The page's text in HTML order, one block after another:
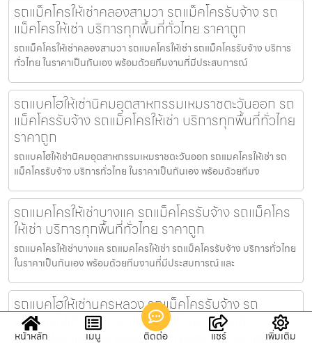
รถแม็คโครให้เช่าคลองสามวา รถแม็คโครรับจ้าง รถ
แม็คโครให้เช่า บริการทุกพื้นที่ทั่วไทย ราคาถูก
รถแม็คโครให้เช่าคลองสามวา รถแมคโครให้เช่า รถแม็คโครรับจ้าง บริการ
ทั่วไทย ในราคาเป็นกันเอง พร้อมด้วยทีมงานที่มีประสบการณ์
รถแบคโฮให้เช่านิคมอุตสาหกรรมเหมราชตะวันออก รถ
แม็คโครรับจ้าง รถแม็คโครให้เช่า บริการทุกพื้นที่ทั่วไทย
ราคาถูก
รถแบคโฮให้เช่านิคมอุตสาหกรรมเหมราชตะวันออก รถแมคโครให้เช่า รถ
แม็คโครรับจ้าง บริการทั่วไทย ในราคาเป็นกันเอง พร้อมด้วยทีมง
รถแมคโครให้เช่าบางแค รถแม็คโครรับจ้าง รถแม็คโคร
ให้เช่า บริการทุกพื้นที่ทั่วไทย ราคาถูก
รถแมคโครให้เช่าบางแค รถแมคโครให้เช่า รถแม็คโครรับจ้าง บริการทั่วไทย
ในราคาเป็นกันเอง พร้อมด้วยทีมงานที่มีประสบการณ์ และ
รถแบคโฮให้เช่านครหลวง รถแม็คโครรับจ้าง รถ
แม็คโครให้เช่า บริการทุกพื้นที่ทั่วไทย ราคาถูก
หน้าหลัก เมนู ติดต่อ แชร์ เพิ่มเติม